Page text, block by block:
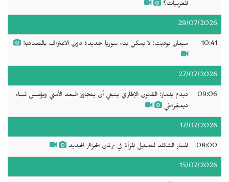
المغربيات؟
29/07/2026
10:41 ميغان بوديت: لا يمكن بناء سوريا جديدة دون الاعتراف بالتعددية
27/07/2026
09:06
ديدم يلماز: القانون الإطاري ينبغي أن يتجاوز البعد الأمني ويؤسس لبناء
ديمقراطي
17/07/2026
08:00 المسار الشائك لتمثيل المرأة في برلمان الجزائر الجديد
15/07/2026